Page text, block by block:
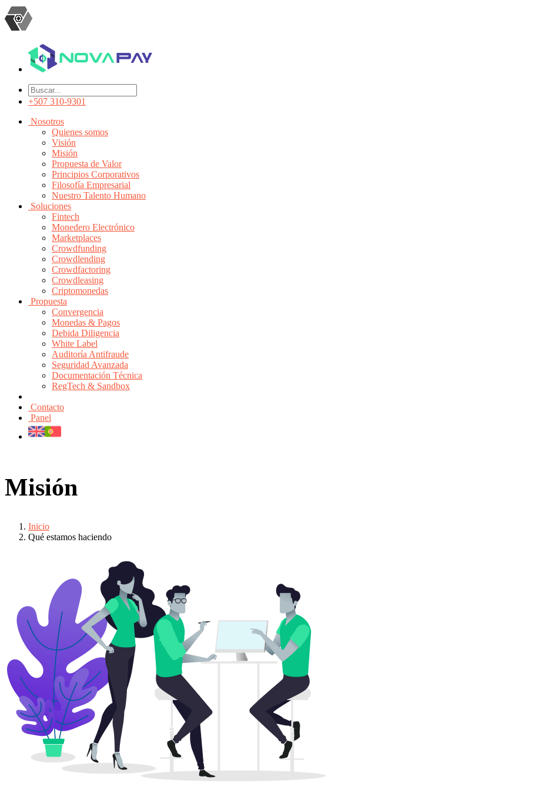
+507 310-9301
Nosotros
Quienes somos
Visión
Misión
Propuesta de Valor
Principios Corporativos
Filosofía Empresarial
Nuestro Talento Humano
Soluciones
Fintech
Monedero Electrónico
Marketplaces
Crowdfunding
Crowdlending
Crowdfactoring
Crowdleasing
Criptomonedas
Propuesta
Convergencia
Monedas & Pagos
Debida Diligencia
White Label
Auditoría Antifraude
Seguridad Avanzada
Documentación Técnica
RegTech & Sandbox
Contacto
Panel
Misión
Inicio
Qué estamos haciendo